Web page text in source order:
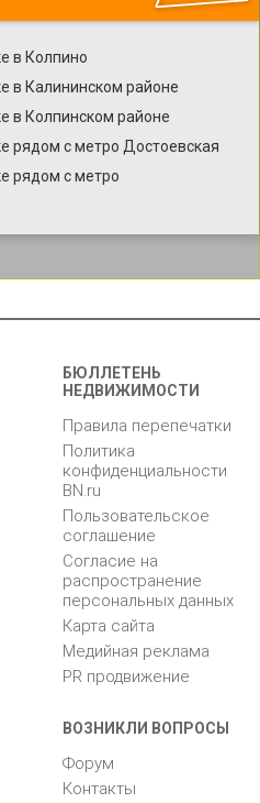
в Колпино
в Калининском районе
в Колпинском районе
рядом с метро Достоевская
рядом с метро
БЮЛЛЕТЕНЬ
НЕДВИЖИМОСТИ
Правила перепечатки
Политика
конфиденциальности
BN.ru
Пользовательское
соглашение
Согласие на
распространение
персональных данных
Карта сайта
Медийная реклама
PR продвижение
ВОЗНИКЛИ ВОПРОСЫ
Форум
Контакты